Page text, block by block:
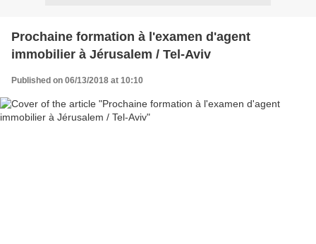
Prochaine formation à l'examen d'agent
immobilier à Jérusalem / Tel-Aviv
Published on 06/13/2018 at 10:10